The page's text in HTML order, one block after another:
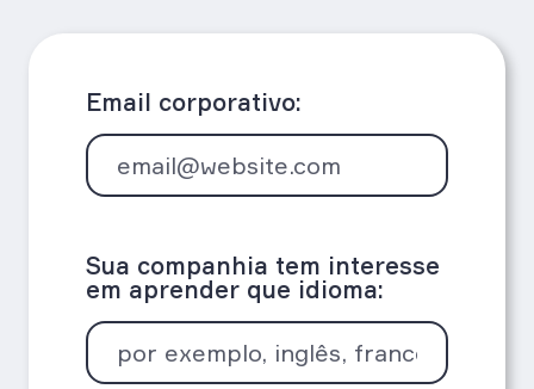
Email corporativo:
Sua companhia tem interesse
em aprender que idioma: